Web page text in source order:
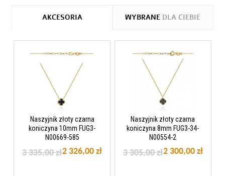
AKCESORIA WYBRANE DLA CIEBIE
Naszyjnik złoty czarna
koniczyna 10mm FUG3-
N00669-585
2 326,00 zł
3 335,00 zł
Naszyjnik złoty czarna
koniczyna 8mm FUG3-34-
N00554-2
2 300,00 zł
3 305,00 zł